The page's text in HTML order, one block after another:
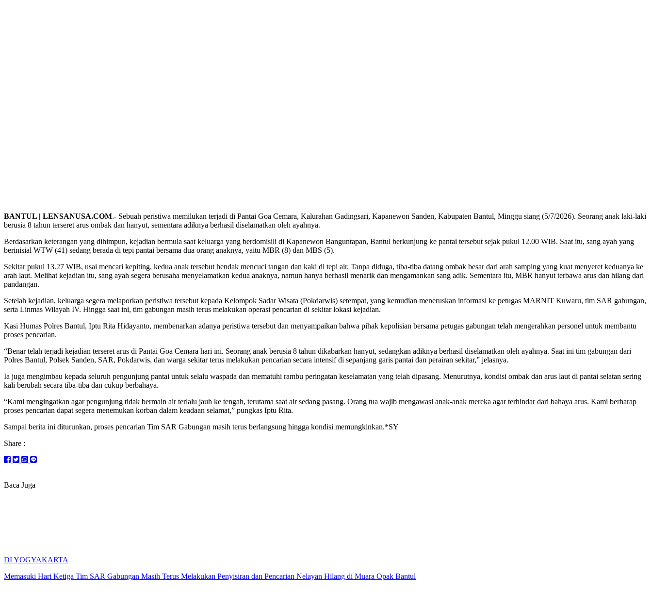
BANTUL | LENSANUSA.COM.- Sebuah peristiwa memilukan terjadi di Pantai Goa Cemara, Kalurahan Gadingsari, Kapanewon Sanden, Kabupaten Bantul, Minggu siang (5/7/2026). Seorang anak laki-laki
berusia 8 tahun terseret arus ombak dan hanyut, sementara adiknya berhasil diselamatkan oleh ayahnya.
Berdasarkan keterangan yang dihimpun, kejadian bermula saat keluarga yang berdomisili di Kapanewon Banguntapan, Bantul berkunjung ke pantai tersebut sejak pukul 12.00 WIB. Saat itu, sang ayah yang
berinisial WTW (41) sedang berada di tepi pantai bersama dua orang anaknya, yaitu MBR (8) dan MBS (5).
Sekitar pukul 13.27 WIB, usai mencari kepiting, kedua anak tersebut hendak mencuci tangan dan kaki di tepi air. Tanpa diduga, tiba-tiba datang ombak besar dari arah samping yang kuat menyeret keduanya ke
arah laut. Melihat kejadian itu, sang ayah segera berusaha menyelamatkan kedua anaknya, namun hanya berhasil menarik dan mengamankan sang adik. Sementara itu, MBR hanyut terbawa arus dan hilang dari
pandangan.
Setelah kejadian, keluarga segera melaporkan peristiwa tersebut kepada Kelompok Sadar Wisata (Pokdarwis) setempat, yang kemudian meneruskan informasi ke petugas MARNIT Kuwaru, tim SAR gabungan,
serta Linmas Wilayah IV. Hingga saat ini, tim gabungan masih terus melakukan operasi pencarian di sekitar lokasi kejadian.
Kasi Humas Polres Bantul, Iptu Rita Hidayanto, membenarkan adanya peristiwa tersebut dan menyampaikan bahwa pihak kepolisian bersama petugas gabungan telah mengerahkan personel untuk membantu
proses pencarian.
“Benar telah terjadi kejadian terseret arus di Pantai Goa Cemara hari ini. Seorang anak berusia 8 tahun dikabarkan hanyut, sedangkan adiknya berhasil diselamatkan oleh ayahnya. Saat ini tim gabungan dari
Polres Bantul, Polsek Sanden, SAR, Pokdarwis, dan warga sekitar terus melakukan pencarian secara intensif di sepanjang garis pantai dan perairan sekitar,” jelasnya.
Ia juga mengimbau kepada seluruh pengunjung pantai untuk selalu waspada dan mematuhi rambu peringatan keselamatan yang telah dipasang. Menurutnya, kondisi ombak dan arus laut di pantai selatan sering
kali berubah secara tiba-tiba dan cukup berbahaya.
“Kami mengingatkan agar pengunjung tidak bermain air terlalu jauh ke tengah, terutama saat air sedang pasang. Orang tua wajib mengawasi anak-anak mereka agar terhindar dari bahaya arus. Kami berharap
proses pencarian dapat segera menemukan korban dalam keadaan selamat,” pungkas Iptu Rita.
Sampai berita ini diturunkan, proses pencarian Tim SAR Gabungan masih terus berlangsung hingga kondisi memungkinkan.*SY
Share :
Baca Juga
DI YOGYAKARTA
Memasuki Hari Ketiga Tim SAR Gabungan Masih Terus Melakukan Penyisiran dan Pencarian Nelayan Hilang di Muara Opak Bantul